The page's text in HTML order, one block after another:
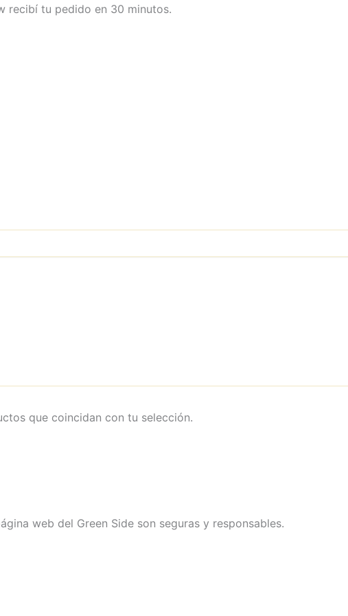
recibí tu pedido en 30 minutos.
que coincidan con tu selección.
web del Green Side son seguras y responsables.